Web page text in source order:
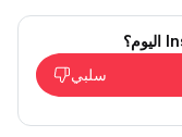
سلبي